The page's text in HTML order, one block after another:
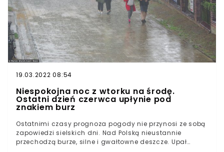
19.03.2022 08:54
Niespokojna noc z wtorku na środę.
Ostatni dzień czerwca upłynie pod
znakiem burz
Ostatnimi czasy prognoza pogody nie przynosi ze sobą
zapowiedzi sielskich dni. Nad Polską nieustannie
przechodzą burze, silne i gwałtowne deszcze. Upał